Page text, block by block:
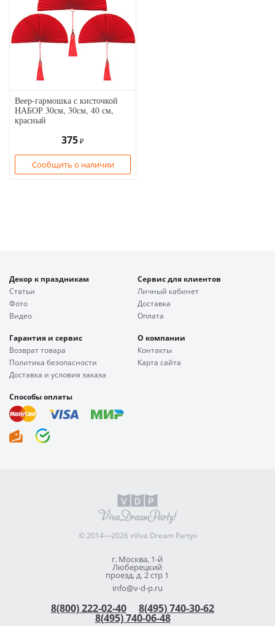
Веер-гармошка с кисточкой
НАБОР 30см, 30см, 40 см,
красный
375 ₽
Сообщить о наличии
Декор к праздникам
Статьи
Фото
Видео
Сервис для клиентов
Личный кабинет
Доставка
Оплата
Гарантия и сервис
Возврат товара
Политика безопасности
Доставка и условия заказа
О компании
Контакты
Карта сайта
Способы оплаты
© 2014—2026 «Viva Dream Party»
г. Москва, 1-й
Люберецкий
проезд, д. 2 стр 1
info@v-d-p.ru
8(800) 222-02-40 8(495) 740-30-62
8(495) 740-06-48